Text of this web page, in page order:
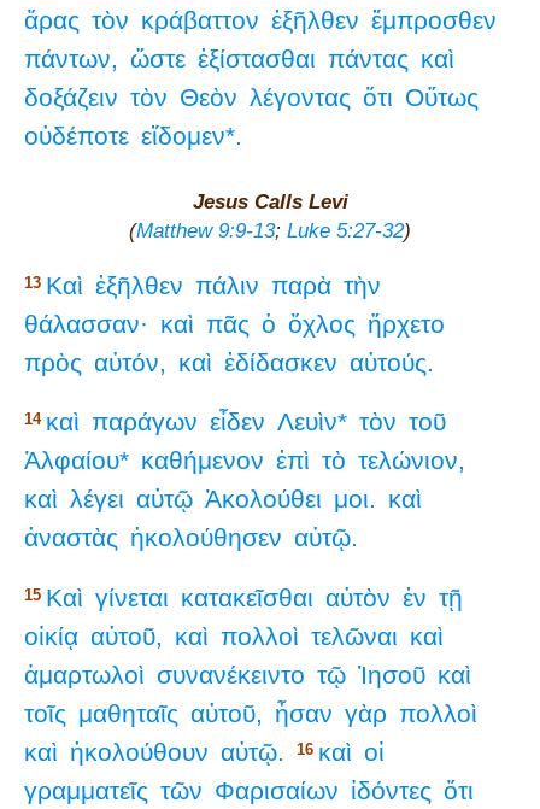
ἄρας τὸν κράβαττον ἐξῆλθεν ἔμπροσθεν
πάντων,
ὥστε ἐξίστασθαι πάντας καὶ
δοξάζειν τὸν Θεὸν λέγοντας ὅτι Οὕτως
οὐδέποτε εἴδομεν*.
Jesus Calls Levi
(Matthew 9:9-13; Luke 5:27-32)
13 Καὶ ἐξῆλθεν πάλιν παρὰ τὴν
θάλασσαν· καὶ πᾶς ὁ ὄχλος ἤρχετο
πρὸς αὐτόν, καὶ ἐδίδασκεν αὐτούς.
14 καὶ παράγων εἶδεν Λευὶν* τὸν τοῦ
Ἁλφαίου* καθήμενον ἐπὶ τὸ τελώνιον,
καὶ λέγει αὐτῷ Ἀκολούθει μοι. καὶ
ἀναστὰς ἠκολούθησεν αὐτῷ.
15 Καὶ γίνεται κατακεῖσθαι αὐτὸν ἐν τῇ
οἰκίᾳ αὐτοῦ, καὶ πολλοὶ τελῶναι καὶ
ἁμαρτωλοὶ συνανέκειντο τῷ Ἰησοῦ καὶ
τοῖς μαθηταῖς αὐτοῦ, ἦσαν γὰρ πολλοὶ
καὶ ἠκολούθουν αὐτῷ. 16 καὶ οἱ
γραμματεῖς τῶν Φαρισαίων ἰδόντες ὅτι